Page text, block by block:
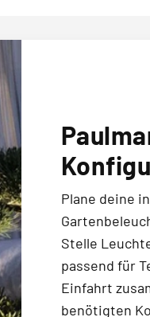
Plane deine
Stelle
passend für
Einfahrt
benötigten